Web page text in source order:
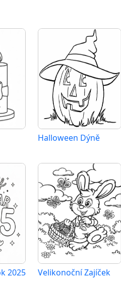
Halloween Dýně
2025 Velikonoční Zajíček